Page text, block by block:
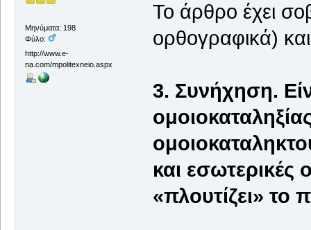
Μηνύματα: 198
Φύλο:
http://www.e-
na.com/mpolitexneio.aspx
Το άρθρο έχει
ορθογραφικά)
3. Συνήχηση.
και εσωτερικές
«πλουτίζει» το